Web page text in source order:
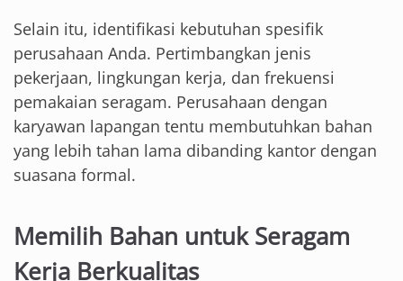
Selain itu, identifikasi kebutuhan spesifik
perusahaan Anda. Pertimbangkan jenis
pekerjaan, lingkungan kerja, dan frekuensi
pemakaian seragam. Perusahaan dengan
karyawan lapangan tentu membutuhkan bahan
yang lebih tahan lama dibanding kantor dengan
suasana formal.
Memilih Bahan untuk Seragam
Kerja Berkualitas